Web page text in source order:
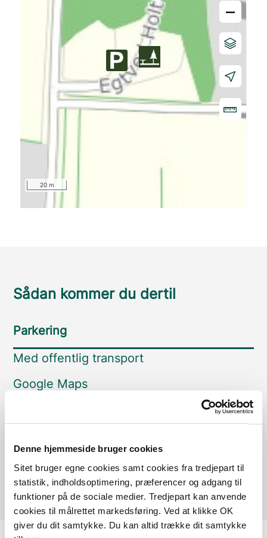
Denne hjemmeside bruger cookies
Sitet bruger egne cookies samt cookies fra tredjepart til
statistik, indholdsoptimering, præferencer og adgang til
funktioner på de sociale medier. Tredjepart kan anvende
cookies til målrettet markedsføring. Ved at klikke OK
giver du dit samtykke. Du kan altid trække dit samtykke
–
20 m
Sådan kommer du dertil
Parkering
Med offentlig transport
Google Maps
P-plads
Læs mere